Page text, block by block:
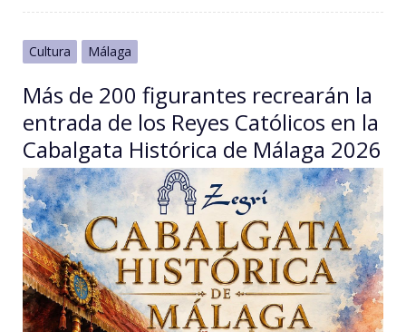
Cultura Málaga
Más de 200 figurantes recrearán la
entrada de los Reyes Católicos en la
Cabalgata Histórica de Málaga 2026